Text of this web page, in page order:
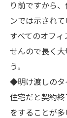
り前ですから
ンでは示されて
すべてのオフ
せんので長く
う。
◆明け渡しのタ
住宅だと契約
をすることが